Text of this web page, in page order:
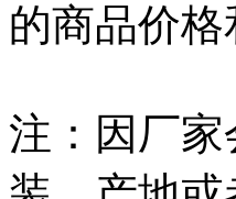
的商品价格
注：因厂